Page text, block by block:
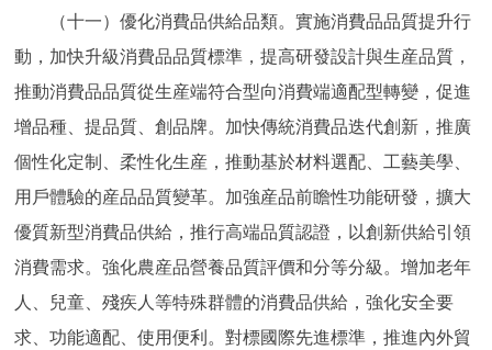
（十一）優化消費品供給品類。實施消費品品質提升行
動，加快升級消費品品質標準，提高研發設計與生産品質，
推動消費品品質從生産端符合型向消費端適配型轉變，促進
增品種、提品質、創品牌。加快傳統消費品迭代創新，推廣
個性化定制、柔性化生産，推動基於材料選配、工藝美學、
用戶體驗的産品品質變革。加強産品前瞻性功能研發，擴大
優質新型消費品供給，推行高端品質認證，以創新供給引領
消費需求。強化農産品營養品質評價和分等分級。增加老年
人、兒童、殘疾人等特殊群體的消費品供給，強化安全要
求、功能適配、使用便利。對標國際先進標準，推進內外貿